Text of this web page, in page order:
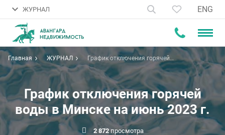
ЖУРНАЛ ENG
Главная ЖУРНАЛ
График отключения горячей
воды в Минске на июнь 2023 г.
График отключения горячей
воды в Минске на июнь 2023 г.
2 872просмотра